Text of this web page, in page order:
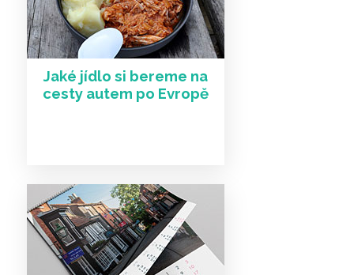
Jaké jídlo si bereme na
cesty autem po Evropě